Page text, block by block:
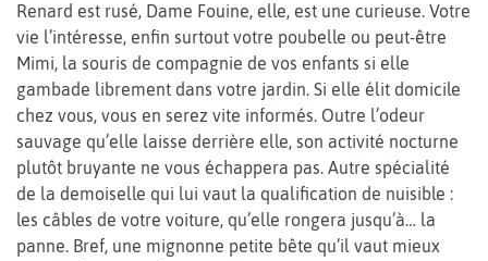
Renard est rusé, Dame Fouine, elle, est une curieuse. Votre
vie l’intéresse, enfin surtout votre poubelle ou peut-être
Mimi, la souris de compagnie de vos enfants si elle
gambade librement dans votre jardin. Si elle élit domicile
chez vous, vous en serez vite informés. Outre l’odeur
sauvage qu’elle laisse derrière elle, son activité nocturne
plutôt bruyante ne vous échappera pas. Autre spécialité
de la demoiselle qui lui vaut la qualification de nuisible :
les câbles de votre voiture, qu’elle rongera jusqu’à… la
panne. Bref, une mignonne petite bête qu’il vaut mieux